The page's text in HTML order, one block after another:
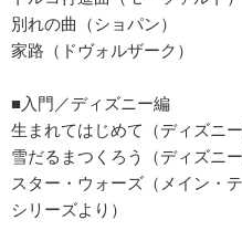
別れの曲（ショパン）
家路（ドヴォルザーク）
■入門／ディズニー編
生まれてはじめて（ディズニ
雪だるまつくろう（ディズニ
スター・ウォーズ（メイン・
シリーズより）